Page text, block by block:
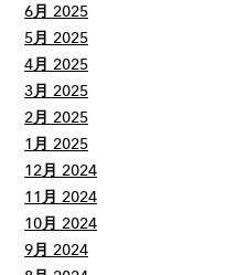
6月 2025
5月 2025
4月 2025
3月 2025
2月 2025
1月 2025
12月 2024
11月 2024
10月 2024
9月 2024